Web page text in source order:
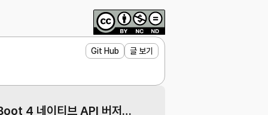
Git Hub 글 보기
Spring Boot 4 네이티브 API 버저닝과 Swagger 연동 문제 해결